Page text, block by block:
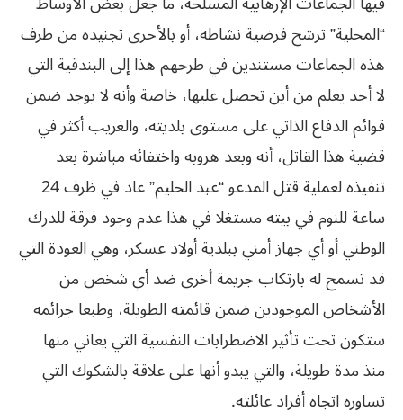
“المحلية” ترشح فرضية نشاطه، أو بالأحرى تجنيده من طرف
هذه الجماعات مستندين في طرحهم هذا إلى البندقية التي
لا أحد يعلم من أين تحصل عليها، خاصة وأنه لا يوجد ضمن
قوائم الدفاع الذاتي على مستوى بلديته، والغريب أكثر في
قضية هذا القاتل، أنه وبعد هروبه واختفائه مباشرة بعد
تنفيذه لعملية قتل المدعو “عبد الحليم” عاد في ظرف 24
ساعة للنوم في بيته مستغلا في هذا عدم وجود فرقة للدرك
الوطني أو أي جهاز أمني ببلدية أولاد عسكر، وهي العودة التي
قد تسمح له بارتكاب جريمة أخرى ضد أي شخص من
الأشخاص الموجودين ضمن قائمته الطويلة، وطبعا جرائمه
ستكون تحت تأثير الاضطرابات النفسية التي يعاني منها
منذ مدة طويلة، والتي يبدو أنها على علاقة بالشكوك التي
تساوره اتجاه أفراد عائلته.